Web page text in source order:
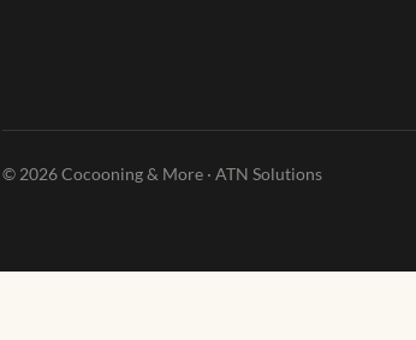
© 2026 Cocooning & More · ATN Solutions